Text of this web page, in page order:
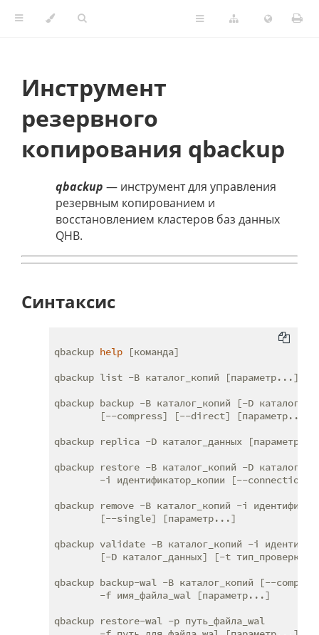
Инструмент
резервного
копирования qbackup
qbackup — инструмент для управления
резервным копированием и
восстановлением кластеров баз данных
QHB.
Синтаксис
qbackup help [команда]
qbackup list -B каталог_копий [параметр...]
qbackup backup -B каталог_копий [-D
        [--compress] [--direct] [параметр...]
qbackup replica -D каталог_данных
qbackup restore -B каталог_копий -D
-i идентификатор_копии [--connection]
qbackup remove -B каталог_копий -i
        [--single] [параметр...]
qbackup validate -B каталог_копий -i
[-D каталог_данных] [-t тип_проверки]
qbackup backup-wal -B каталог_копий [--
        -f имя_файла_wal [параметр...]
qbackup restore-wal -p путь_файла_wal